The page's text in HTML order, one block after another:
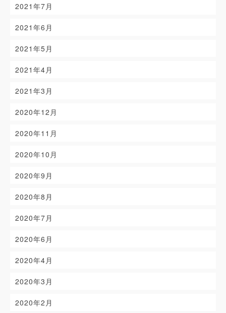
2021年7月
2021年6月
2021年5月
2021年4月
2021年3月
2020年12月
2020年11月
2020年10月
2020年9月
2020年8月
2020年7月
2020年6月
2020年4月
2020年3月
2020年2月